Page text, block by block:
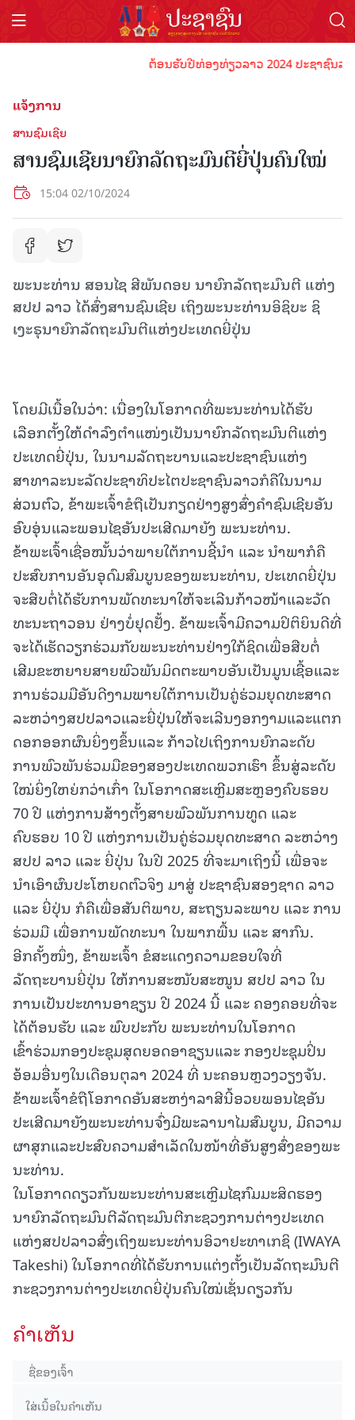
ຕ້ອນຮັບປີທ່ອງທ່ຽວລາວ 2024 ປະຊາຊົນລ
ແຈ້ງການ
ສານຊົມເຊີຍ
ສານຊົມເຊີຍນາຍົກລັດຖະມົນຕີຍີ່ປຸ່ນຄົນໃໝ່
15:04 02/10/2024
ພະນະທ່ານ ສອນໄຊ ສີພັນດອຍ ນາຍົກລັດຖະມົນຕີ ແຫ່ງ
ສປປ ລາວ ໄດ້ສົ່ງສານຊົມເຊີຍ ເຖິງພະນະທ່ານອິຊິບະ ຊິ
ເງະຣຸນາຍົກລັດຖະມົນຕີແຫ່ງປະເທດຍີ່ປຸ່ນ
ໂດຍມີເນື້ອໃນວ່າ: ເນື່ອງໃນໂອກາດທີ່ພະນະທ່ານໄດ້ຮັບ
ເລືອກຕັ້ງໃຫ້ດໍາລົງຕໍາແໜ່ງເປັນນາຍົກລັດຖະມົນຕີແຫ່ງ
ປະເທດຍີ່ປຸ່ນ, ໃນນາມລັດຖະບານແລະປະຊາຊົນແຫ່ງ
ສາທາລະນະລັດປະຊາທິປະໄຕປະຊາຊົນລາວກໍຄືໃນນາມ
ສ່ວນຕົວ, ຂ້າພະເຈົ້າຂໍຖືເປັນກຽດຢ່າງສູງສົ່ງຄໍາຊົມເຊີຍອັນ
ອົບອຸ່ນແລະພອນໄຊອັນປະເສີດມາຍັງ ພະນະທ່ານ.
ຂ້າພະເຈົ້າເຊື່ອໝັ້ນວ່າພາຍໃຕ້ການຊີ້ນໍາ ແລະ ນໍາພາກໍຄື
ປະສົບການອັນອຸດົມສົມບູນຂອງພະນະທ່ານ, ປະເທດຍີ່ປຸ່ນ
ຈະສືບຕໍ່ໄດ້ຮັບການພັດທະນາໃຫ້ຈະເລີນກ້າວໜ້າແລະວັດ
ທະນະຖາວອນ ຢ່າງບໍ່ຢຸດຢັ້ງ. ຂ້າພະເຈົ້າມີຄວາມປິຕິຍິນດີທີ່
ຈະໄດ້ເຮັດວຽກຮ່ວມກັບພະນະທ່ານຢ່າງໃກ້ຊິດເພື່ອສືບຕໍ່
ເສີມຂະຫຍາຍສາຍພົວພັນມິດຕະພາບອັນເປັນມູນເຊື້ອແລະ
ການຮ່ວມມືອັນດີງາມພາຍໃຕ້ການເປັນຄູ່ຮ່ວມຍຸດທະສາດ
ລະຫວ່າງສປປລາວແລະຍີ່ປຸ່ນໃຫ້ຈະເລີນງອກງາມແລະແຕກ
ດອກອອກຜົນຍິ່ງໆຂຶ້ນແລະ ກ້າວໄປເຖິງການຍົກລະດັບ
ການພົວພັນຮ່ວມມືຂອງສອງປະເທດພວກເຮົາ ຂຶ້ນສູ່ລະດັບ
ໃໝ່ຍິ່ງໃຫຍ່ກວ່າເກົ່າ ໃນໂອກາດສະເຫຼີມສະຫຼອງຄົບຮອບ
70 ປີ ແຫ່ງການສ້າງຕັ້ງສາຍພົວພັນການທູດ ແລະ
ຄົບຮອບ 10 ປີ ແຫ່ງການເປັນຄູ່ຮ່ວມຍຸດທະສາດ ລະຫວ່າງ
ສປປ ລາວ ແລະ ຍີ່ປຸ່ນ ໃນປີ 2025 ທີ່ຈະມາເຖິງນີ້ ເພື່ອຈະ
ນໍາເອົາຜົນປະໂຫຍດຕົວຈິງ ມາສູ່ ປະຊາຊົນສອງຊາດ ລາວ
ແລະ ຍີ່ປຸ່ນ ກໍຄືເພື່ອສັນຕິພາບ, ສະຖຽນລະພາບ ແລະ ການ
ຮ່ວມມື ເພື່ອການພັດທະນາ ໃນພາກພື້ນ ແລະ ສາກົນ.
ອີກຄັ້ງໜຶ່ງ, ຂ້າພະເຈົ້າ ຂໍສະແດງຄວາມຂອບໃຈທີ່
ລັດຖະບານຍີ່ປຸ່ນ ໃຫ້ການສະໜັບສະໜູນ ສປປ ລາວ ໃນ
ການເປັນປະທານອາຊຽນ ປີ 2024 ນີ້ ແລະ ຄອງຄອຍທີ່ຈະ
ໄດ້ຕ້ອນຮັບ ແລະ ພົບປະກັບ ພະນະທ່ານໃນໂອກາດ
ເຂົ້າຮ່ວມກອງປະຊຸມສຸດຍອດອາຊຽນແລະ ກອງປະຊຸມປິ່ນ
ອ້ອມອື່ນໆໃນເດືອນຕຸລາ 2024 ທີ່ ນະຄອນຫຼວງວຽງຈັນ.
ຂ້າພະເຈົ້າຂໍຖືໂອກາດອັນສະຫງ່າລາສີນີ້ອວຍພອນໄຊອັນ
ປະເສີດມາຍັງພະນະທ່ານຈົ່ງມີພະລານາໄມສົມບູນ, ມີຄວາມ
ຜາສຸກແລະປະສົບຄວາມສໍາເລັດໃນໜ້າທີ່ອັນສູງສົ່ງຂອງພະ
ນະທ່ານ.
ໃນໂອກາດດຽວກັນພະນະທ່ານສະເຫຼີມໄຊກົມມະສິດຮອງ
ນາຍົກລັດຖະມົນຕີລັດຖະມົນຕີກະຊວງການຕ່າງປະເທດ
ແຫ່ງສປປລາວສົ່ງເຖິງພະນະທ່ານອິວາຢະທາເກຊິ (IWAYA
Takeshi) ໃນໂອກາດທີ່ໄດ້ຮັບການແຕ່ງຕັ້ງເປັນລັດຖະມົນຕີ
ກະຊວງການຕ່າງປະເທດຍີ່ປຸ່ນຄົນໃໝ່ເຊັ່ນດຽວກັນ
ຄໍາເຫັນ